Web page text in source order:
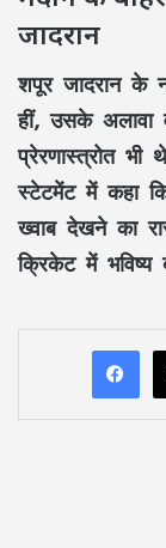
जादरान
शपूर जादरान के
हीं, उसके अलावा
प्रेरणास्त्रोत
स्टेटमेंट में कहा
ख्वाब देखने का
क्रिकेट में भविष्य